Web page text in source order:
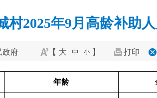
村2025年9月高龄补助
政府 【 大 中 小 】 打印
年龄